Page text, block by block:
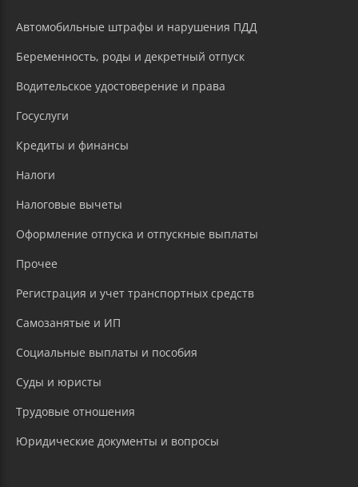
Автомобильные штрафы и нарушения ПДД
Беременность, роды и декретный отпуск
Водительское удостоверение и права
Госуслуги
Кредиты и финансы
Налоги
Налоговые вычеты
Оформление отпуска и отпускные выплаты
Прочее
Регистрация и учет транспортных средств
Самозанятые и ИП
Социальные выплаты и пособия
Суды и юристы
Трудовые отношения
Юридические документы и вопросы